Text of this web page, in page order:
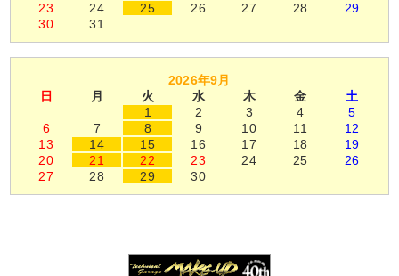
23
24 25 26 27 28
29
30
31
2026年9月
日
月 火 水 木 金
土
1
2 3 4
5
6
7 8 9 10 11
12
13
14 15 16 17 18
19
20
21 22 23 24 25
26
27
28 29 30